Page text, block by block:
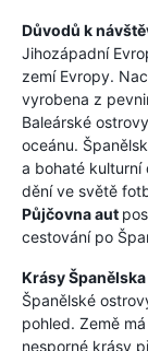
Důvodů k
Jihozápadní
zemí Evropy.
vyrobena z
Baleárské
oceánu.
a bohaté kulturní
dění ve světě
Půjčovna aut
cestování po
Krásy Španělska
Španělské
pohled. Země
nesporné krásy